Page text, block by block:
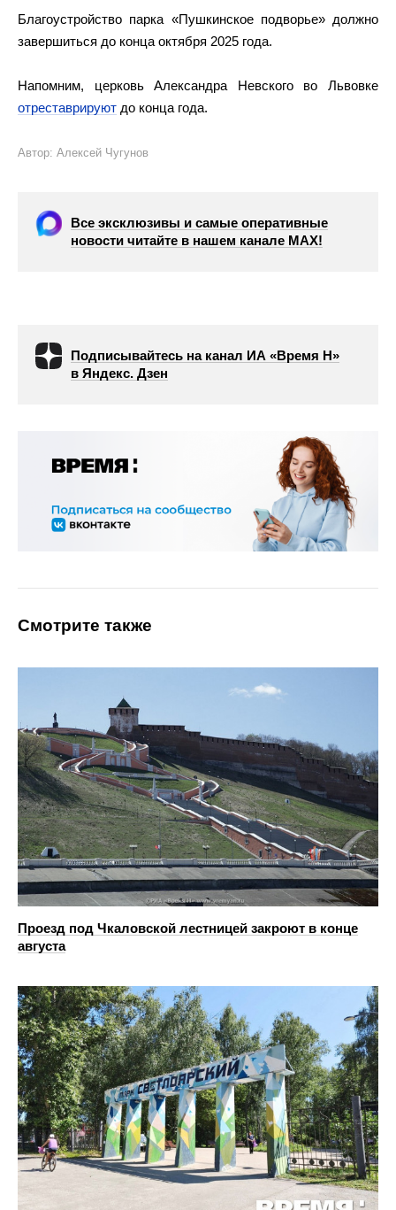
Благоустройство парка «Пушкинское подворье» должно
завершиться до конца октября 2025 года.
Напомним, церковь Александра Невского во Львовке
отреставрируют до конца года.
Автор: Алексей Чугунов
Все эксклюзивы и самые оперативные
новости читайте в нашем канале МАХ!
Подписывайтесь на канал ИА «Время Н»
в Яндекс. Дзен
Смотрите также
Проезд под Чкаловской лестницей закроют в конце
августа